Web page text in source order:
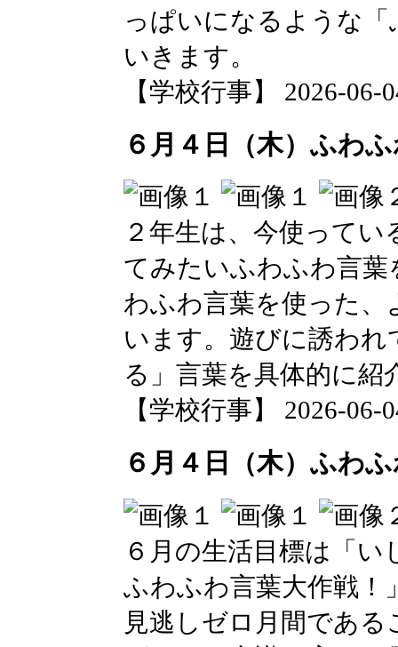
っぱいになるような
いきます。
【学校行事】 2026-06-
６月４日（木）ふわ
２年生は、今使って
てみたいふわふわ言
わふわ言葉を使った
います。遊びに誘わ
る」言葉を具体的に紹
【学校行事】 2026-06-
６月４日（木）ふわ
６月の生活目標は「
ふわふわ言葉大作戦！
見逃しゼロ月間であ